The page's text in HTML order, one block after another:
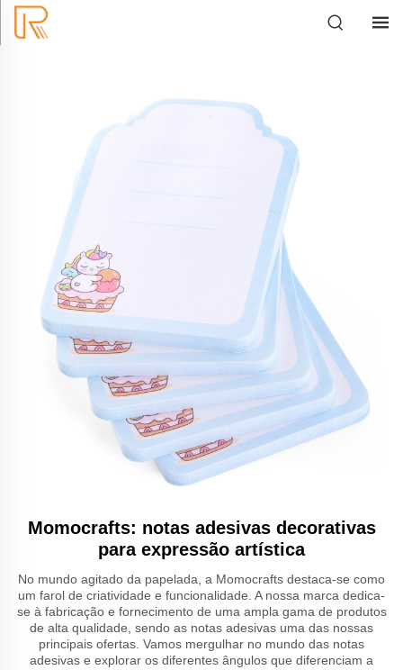
Momocrafts: notas adesivas decorativas
para expressão artística
No mundo agitado da papelada, a Momocrafts destaca-se como
um farol de criatividade e funcionalidade. A nossa marca dedica-
se à fabricação e fornecimento de uma ampla gama de produtos
de alta qualidade, sendo as notas adesivas uma das nossas
principais ofertas. Vamos mergulhar no mundo das notas
adesivas e explorar os diferentes ângulos que diferenciam a